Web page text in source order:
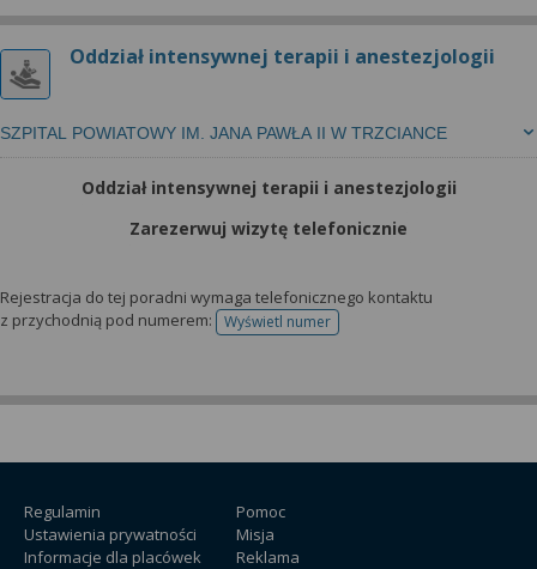
Oddział intensywnej terapii i anestezjologii
SZPITAL POWIATOWY IM. JANA PAWŁA II W TRZCIANCE
Oddział intensywnej terapii i anestezjologii
Zarezerwuj wizytę telefonicznie
Rejestracja do tej poradni wymaga telefonicznego kontaktu
z przychodnią pod numerem:
Wyświetl numertelefonu do rejestracji
Regulamin
Ustawienia prywatności
Informacje dla placówek
Pomoc
Misja
Reklama